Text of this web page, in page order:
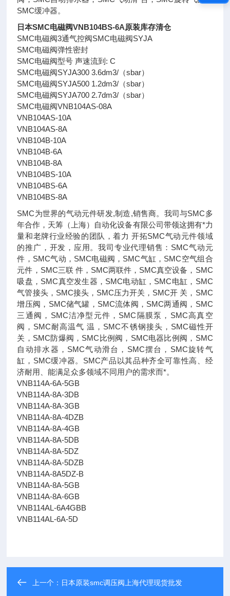
SMC缓冲器。
日本SMC电磁阀VNB104BS-6A原装库存清仓
SMC电磁阀3通气控阀SMC电磁阀SYJA
SMC电磁阀弹性密封
SMC电磁阀型号 声速流到: C
SMC电磁阀SYJA300 3.6dm3/（sbar）
SMC电磁阀SYJA500 1.2dm3/（sbar）
SMC电磁阀SYJA700 2.7dm3/（sbar）
SMC电磁阀VNB104AS-08A
VNB104AS-10A
VNB104AS-8A
VNB104B-10A
VNB104B-6A
VNB104B-8A
VNB104BS-10A
VNB104BS-6A
VNB104BS-8A
SMC为世界的气动元件研发,制造,销售商。我司与SMC多
年合作，天筹（上海）自动化设备有限公司带领这拥有*力
量和老牌行业经验的团队，着力 开拓SMC气动元件领域
的推广，开发，应用。我司专业代理销售：SMC气动元
件，SMC气动，SMC电磁阀，SMC气缸，SMC空气组合
元件，SMC三联 件，SMC两联件，SMC真空设备，SMC
吸盘，SMC真空发生器，SMC电动缸，SMC电缸，SMC
气管接头，SMC接头，SMC压力开关，SMC开 关，SMC
增压阀，SMC储气罐，SMC流体阀，SMC两通阀，SMC
三通阀，SMC洁净型元件，SMC隔膜泵，SMC高真空
阀，SMC耐高温气 温，SMC不锈钢接头，SMC磁性开
关，SMC防爆阀，SMC比例阀，SMC电器比例阀，SMC
自动排水器，SMC气动滑台，SMC摆台，SMC旋转气
缸，SMC缓冲器。SMC产品以其品种齐全可靠性高、经
济耐用、能满足众多领域不同用户的需求而*。
VNB114A-6A-5GB
VNB114A-8A-3DB
VNB114A-8A-3GB
VNB114A-8A-4DZB
VNB114A-8A-4GB
VNB114A-8A-5DB
VNB114A-8A-5DZ
VNB114A-8A-5DZB
VNB114A-8A5DZ-B
VNB114A-8A-5GB
VNB114A-8A-6GB
VNB114AL-6A4GBB
VNB114AL-6A-5D
上一个： 日本原装smc调压阀上海代理现货批发